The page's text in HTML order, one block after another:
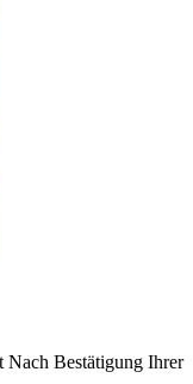
Nach Bestätigung Ihrer